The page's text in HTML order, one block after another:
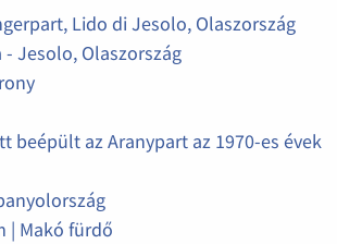
Lido di Jesolo, Olaszország
Jesolo, Olaszország
beépült az Aranypart az 1970-es évek
| Makó fürdő